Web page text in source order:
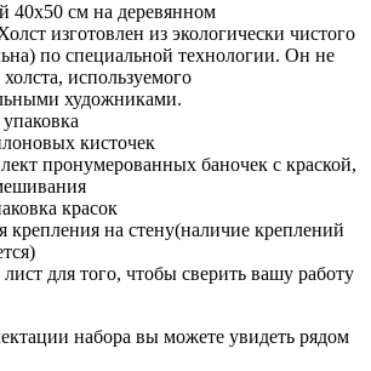
40x50 см на деревянном
изготовлен из экологически чистого
по специальной технологии. Он не
холста, используемого
художниками.
кисточек
пронумерованных баночек с краской,
красок
крепления на стену(наличие креплений
для того, чтобы сверить вашу работу
набора вы можете увидеть рядом